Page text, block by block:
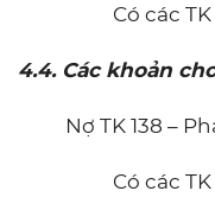
Có các TK
4.4. Các khoản
Nợ TK 138 –
Có các TK